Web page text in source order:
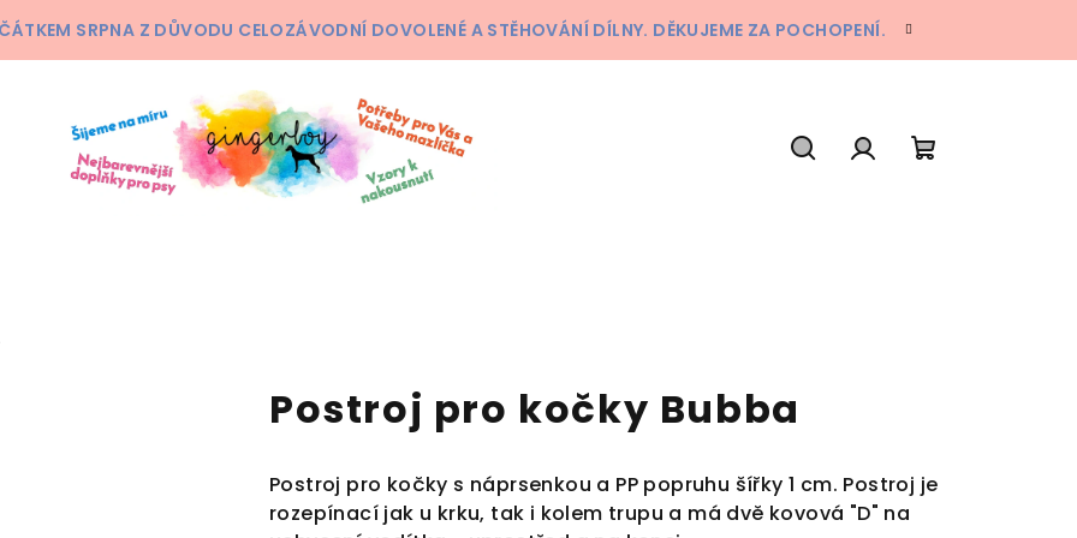
SRPNA Z DŮVODU CELOZÁVODNÍ DOVOLENÉ A STĚHOVÁNÍ DÍLNY. DĚKUJEME ZA POCHOPENÍ.
Postroj pro kočky Bubba
Postroj pro kočky s náprsenkou a PP popruhu šířky 1 cm. Postroj je
rozepínací jak u krku, tak i kolem trupu a má dvě kovová "D" na